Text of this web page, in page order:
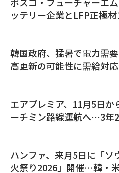
ッテリー企業とLFP正極
韓国政府、猛暑で電力需
高更新の可能性に需給対
エアプレミア、11月5日か
ーチミン路線運航へ…3年
ハンファ、来月5日に「ソ
火祭り2026」開催…韓・